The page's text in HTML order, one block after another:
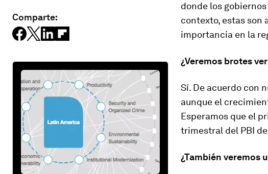
Comparte:
donde los
contexto, estas son
importancia en la
¿Veremos brotes
Sí. De acuerdo con
aunque el
Esperamos que el
trimestral del PBI
¿También veremos